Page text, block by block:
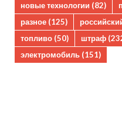
новые технологии (82)
разное (125)
топливо (50) штраф
электромобиль (151)